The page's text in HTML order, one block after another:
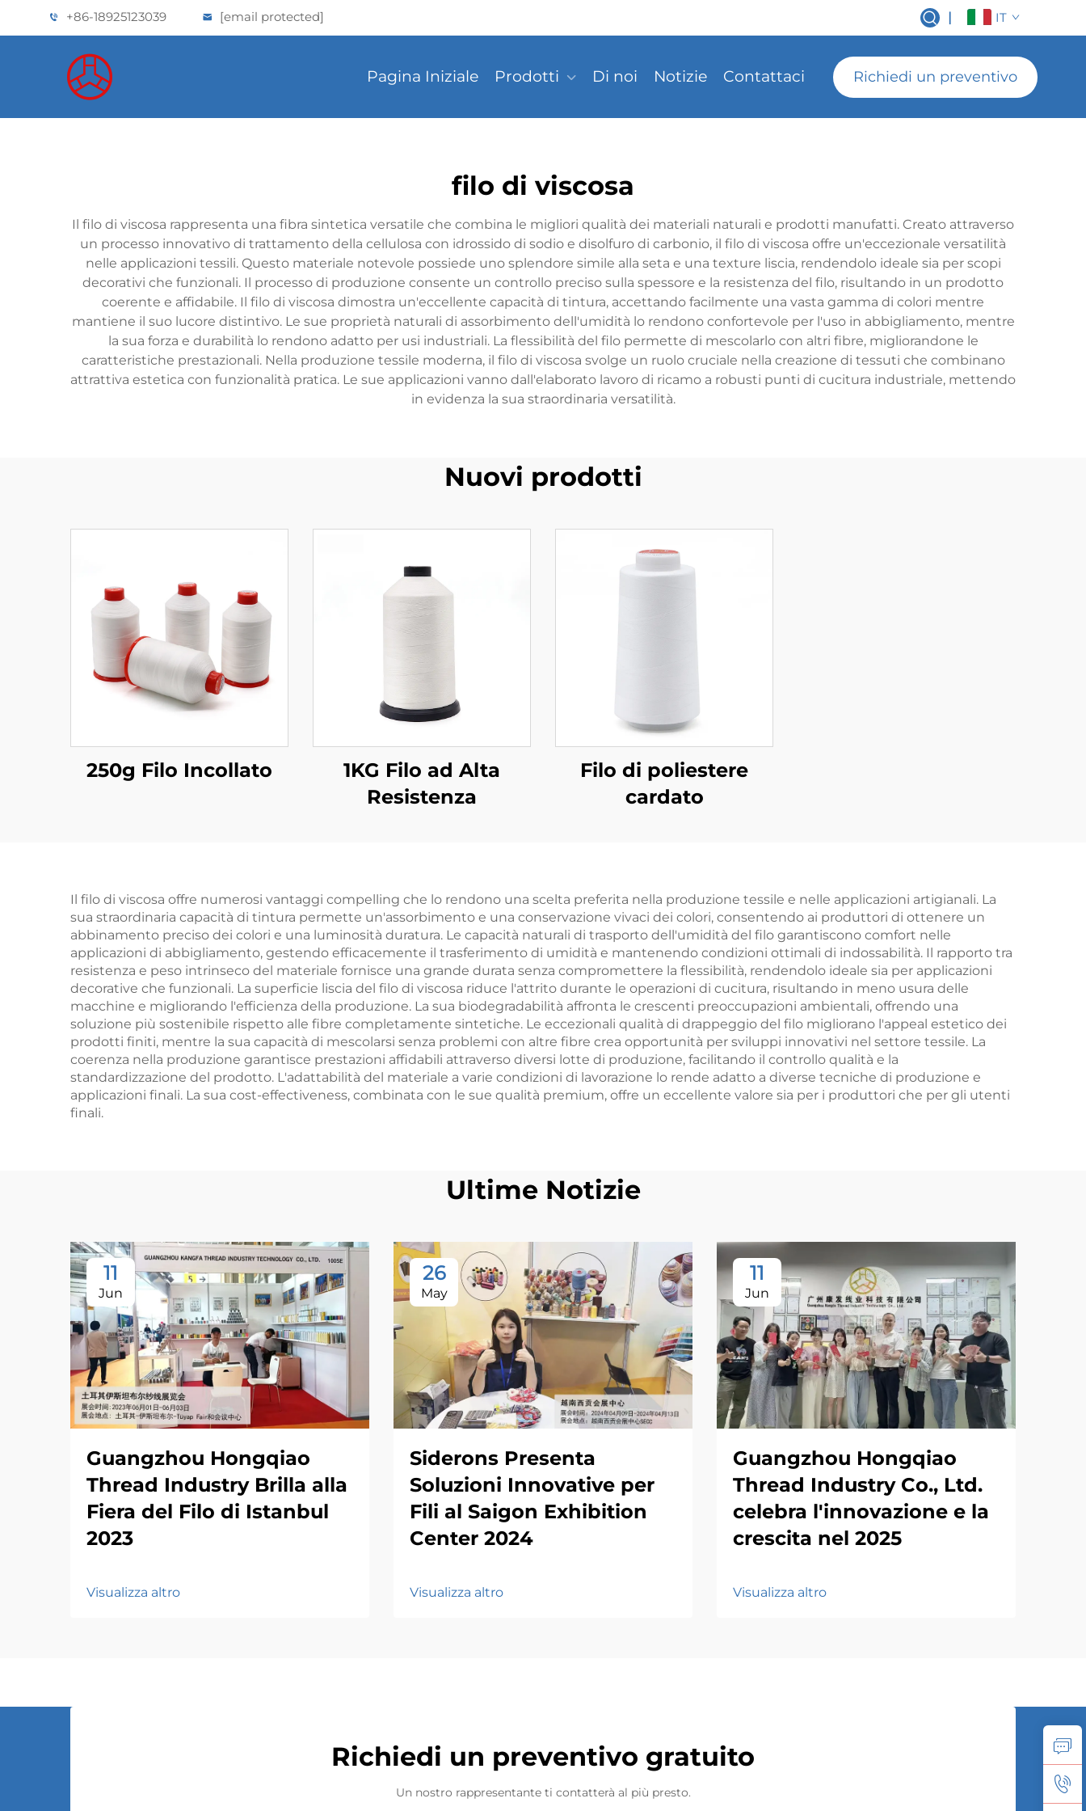
+86-18925123039 [email protected] | IT
Pagina Iniziale Prodotti Di noi Notizie Contattaci Richiedi un preventivo
filo di viscosa
Il filo di viscosa rappresenta una fibra sintetica versatile che combina le migliori qualità dei materiali naturali e prodotti manufatti. Creato attraverso
un processo innovativo di trattamento della cellulosa con idrossido di sodio e disolfuro di carbonio, il filo di viscosa offre un'eccezionale versatilità
nelle applicazioni tessili. Questo materiale notevole possiede uno splendore simile alla seta e una texture liscia, rendendolo ideale sia per scopi
decorativi che funzionali. Il processo di produzione consente un controllo preciso sulla spessore e la resistenza del filo, risultando in un prodotto
coerente e affidabile. Il filo di viscosa dimostra un'eccellente capacità di tintura, accettando facilmente una vasta gamma di colori mentre
mantiene il suo lucore distintivo. Le sue proprietà naturali di assorbimento dell'umidità lo rendono confortevole per l'uso in abbigliamento, mentre
la sua forza e durabilità lo rendono adatto per usi industriali. La flessibilità del filo permette di mescolarlo con altri fibre, migliorandone le
caratteristiche prestazionali. Nella produzione tessile moderna, il filo di viscosa svolge un ruolo cruciale nella creazione di tessuti che combinano
attrattiva estetica con funzionalità pratica. Le sue applicazioni vanno dall'elaborato lavoro di ricamo a robusti punti di cucitura industriale, mettendo
in evidenza la sua straordinaria versatilità.
Nuovi prodotti
250g Filo Incollato
1KG Filo ad Alta
Resistenza
Filo di poliestere
cardato
Il filo di viscosa offre numerosi vantaggi compelling che lo rendono una scelta preferita nella produzione tessile e nelle applicazioni artigianali. La
sua straordinaria capacità di tintura permette un'assorbimento e una conservazione vivaci dei colori, consentendo ai produttori di ottenere un
abbinamento preciso dei colori e una luminosità duratura. Le capacità naturali di trasporto dell'umidità del filo garantiscono comfort nelle
applicazioni di abbigliamento, gestendo efficacemente il trasferimento di umidità e mantenendo condizioni ottimali di indossabilità. Il rapporto tra
resistenza e peso intrinseco del materiale fornisce una grande durata senza compromettere la flessibilità, rendendolo ideale sia per applicazioni
decorative che funzionali. La superficie liscia del filo di viscosa riduce l'attrito durante le operazioni di cucitura, risultando in meno usura delle
macchine e migliorando l'efficienza della produzione. La sua biodegradabilità affronta le crescenti preoccupazioni ambientali, offrendo una
soluzione più sostenibile rispetto alle fibre completamente sintetiche. Le eccezionali qualità di drappeggio del filo migliorano l'appeal estetico dei
prodotti finiti, mentre la sua capacità di mescolarsi senza problemi con altre fibre crea opportunità per sviluppi innovativi nel settore tessile. La
coerenza nella produzione garantisce prestazioni affidabili attraverso diversi lotte di produzione, facilitando il controllo qualità e la
standardizzazione del prodotto. L'adattabilità del materiale a varie condizioni di lavorazione lo rende adatto a diverse tecniche di produzione e
applicazioni finali. La sua cost-effectiveness, combinata con le sue qualità premium, offre un eccellente valore sia per i produttori che per gli utenti
finali.
Ultime Notizie
11
Jun
Guangzhou Hongqiao
Thread Industry Brilla alla
Fiera del Filo di Istanbul
2023
Visualizza altro
26
May
Siderons Presenta
Soluzioni Innovative per
Fili al Saigon Exhibition
Center 2024
Visualizza altro
11
Jun
Guangzhou Hongqiao
Thread Industry Co., Ltd.
celebra l'innovazione e la
crescita nel 2025
Visualizza altro
Richiedi un preventivo gratuito
Un nostro rappresentante ti contatterà al più presto.